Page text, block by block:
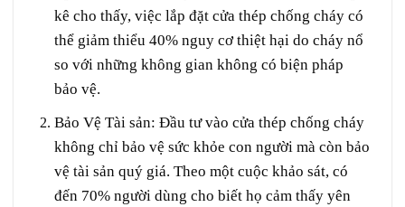
kê cho thấy, việc lắp đặt cửa thép chống cháy có
thể giảm thiểu 40% nguy cơ thiệt hại do cháy nổ
so với những không gian không có biện pháp
bảo vệ.
Bảo Vệ Tài sản: Đầu tư vào cửa thép chống cháy
không chỉ bảo vệ sức khỏe con người mà còn bảo
vệ tài sản quý giá. Theo một cuộc khảo sát, có
đến 70% người dùng cho biết họ cảm thấy yên